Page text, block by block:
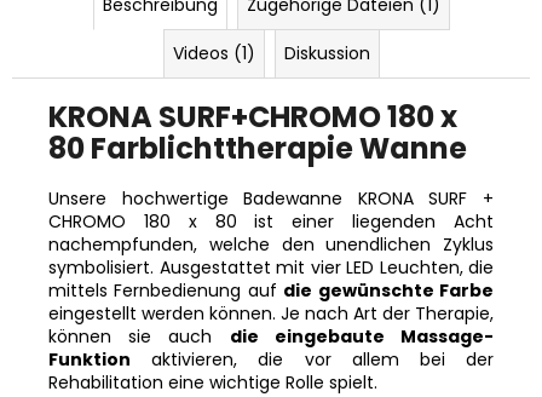
Videos (1)
Diskussion
KRONA SURF+CHROMO 180 x
80 Farblichttherapie Wanne
Unsere hochwertige Badewanne KRONA SURF +
CHROMO 180 x 80 ist einer liegenden Acht
nachempfunden, welche den unendlichen Zyklus
symbolisiert. Ausgestattet mit vier LED Leuchten, die
mittels Fernbedienung auf die gewünschte Farbe
eingestellt werden können. Je nach Art der Therapie,
können sie auch die eingebaute Massage-
Funktion aktivieren, die vor allem bei der
Rehabilitation eine wichtige Rolle spielt.